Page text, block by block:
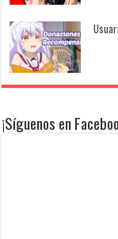
¡Síguenos en